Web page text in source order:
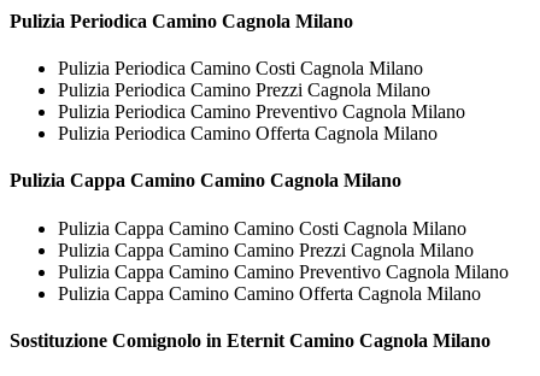
Pulizia Periodica Camino Cagnola Milano
Pulizia Periodica Camino Costi Cagnola Milano
Pulizia Periodica Camino Prezzi Cagnola Milano
Pulizia Periodica Camino Preventivo Cagnola Milano
Pulizia Periodica Camino Offerta Cagnola Milano
Pulizia Cappa Camino Camino Cagnola Milano
Pulizia Cappa Camino Camino Costi Cagnola Milano
Pulizia Cappa Camino Camino Prezzi Cagnola Milano
Pulizia Cappa Camino Camino Preventivo Cagnola Milano
Pulizia Cappa Camino Camino Offerta Cagnola Milano
Sostituzione Comignolo in Eternit Camino Cagnola Milano